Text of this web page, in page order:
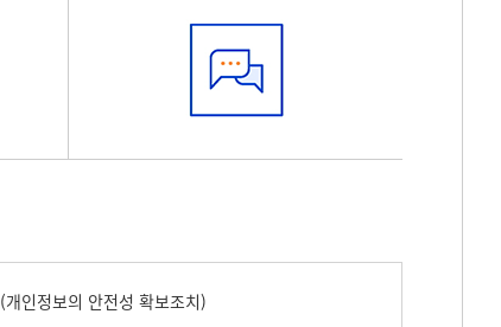
인정보의 안전성 확보조치)